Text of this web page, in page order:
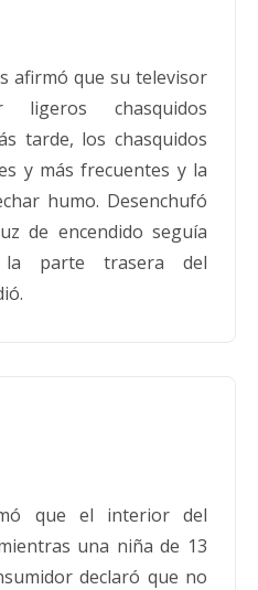
afirmó que su televisor
chasquidos
tarde, los chasquidos
y más frecuentes y la
humo. Desenchufó
de encendido seguía
la parte trasera del
que el interior del
una niña de 13
declaró que no